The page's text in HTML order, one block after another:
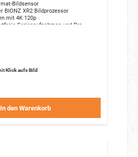
Bildsensor
BIONZ XR2 Bildprozessor
mit 4K 120p
Serienaufnahmen und Pre-
Klick aufs Bild
In den Warenkorb